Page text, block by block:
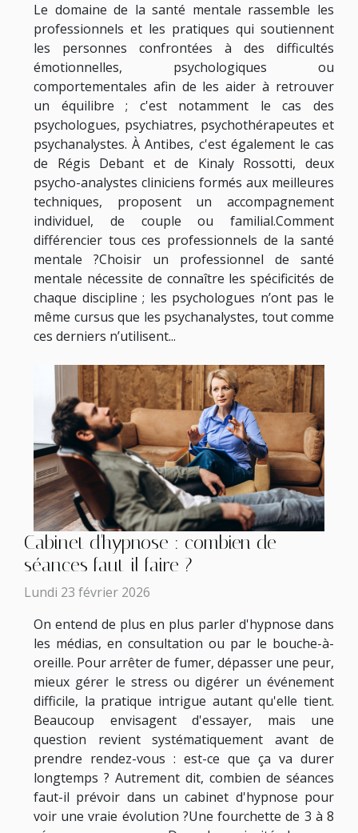
Le domaine de la santé mentale rassemble les
professionnels et les pratiques qui soutiennent
les personnes confrontées à des difficultés
émotionnelles, psychologiques ou
comportementales afin de les aider à retrouver
un équilibre ; c'est notamment le cas des
psychologues, psychiatres, psychothérapeutes et
psychanalystes. À Antibes, c'est également le cas
de Régis Debant et de Kinaly Rossotti, deux
psycho-analystes cliniciens formés aux meilleures
techniques, proposent un accompagnement
individuel, de couple ou familial.Comment
différencier tous ces professionnels de la santé
mentale ?Choisir un professionnel de santé
mentale nécessite de connaître les spécificités de
chaque discipline ; les psychologues n’ont pas le
même cursus que les psychanalystes, tout comme
ces derniers n’utilisent...
Cabinet d'hypnose : combien de
séances faut-il faire ?
Lundi 23 février 2026
On entend de plus en plus parler d'hypnose dans
les médias, en consultation ou par le bouche-à-
oreille. Pour arrêter de fumer, dépasser une peur,
mieux gérer le stress ou digérer un événement
difficile, la pratique intrigue autant qu'elle tient.
Beaucoup envisagent d'essayer, mais une
question revient systématiquement avant de
prendre rendez-vous : est-ce que ça va durer
longtemps ? Autrement dit, combien de séances
faut-il prévoir dans un cabinet d'hypnose pour
voir une vraie évolution ?Une fourchette de 3 à 8